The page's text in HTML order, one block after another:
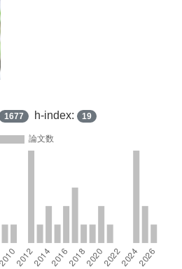
1677 h-index: 19